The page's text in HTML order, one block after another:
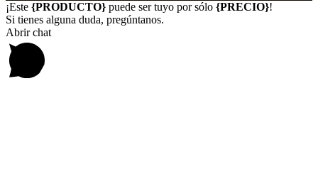
¡Este {PRODUCTO} puede ser tuyo por sólo {PRECIO}!
Si tienes alguna duda, pregúntanos.
Abrir chat